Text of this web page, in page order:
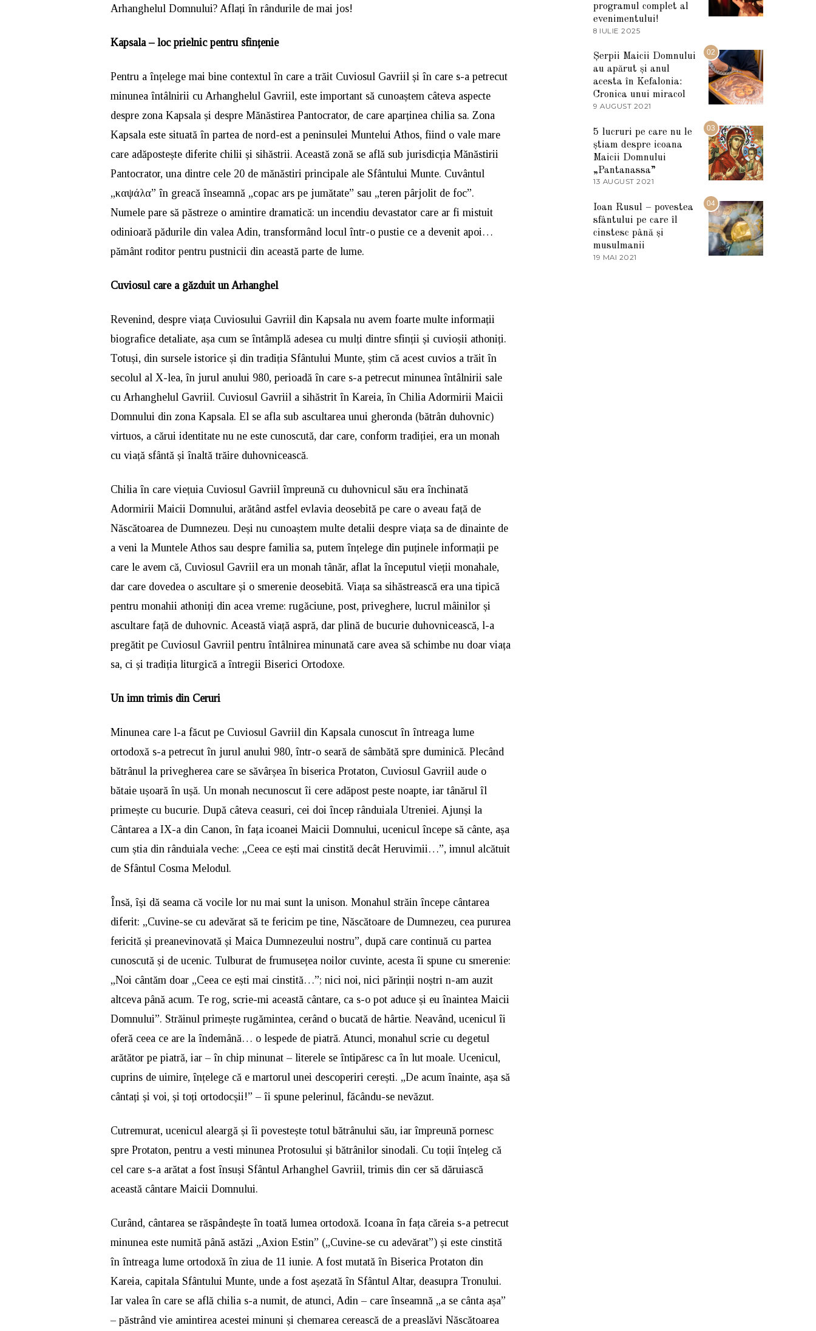
Arhanghelul Domnului? Aflați în rândurile de mai jos!
Kapsala – loc prielnic pentru sfințenie
Pentru a înțelege mai bine contextul în care a trăit Cuviosul Gavriil și în care s-a petrecut
minunea întâlnirii cu Arhanghelul Gavriil, este important să cunoaștem câteva aspecte
despre zona Kapsala și despre Mănăstirea Pantocrator, de care aparținea chilia sa. Zona
Kapsala este situată în partea de nord-est a peninsulei Muntelui Athos, fiind o vale mare
care adăpostește diferite chilii și sihăstrii. Această zonă se află sub jurisdicția Mănăstirii
Pantocrator, una dintre cele 20 de mănăstiri principale ale Sfântului Munte. Cuvântul
„καψάλα” în greacă înseamnă „copac ars pe jumătate” sau „teren pârjolit de foc”.
Numele pare să păstreze o amintire dramatică: un incendiu devastator care ar fi mistuit
odinioară pădurile din valea Adin, transformând locul într-o pustie ce a devenit apoi…
pământ roditor pentru pustnicii din această parte de lume.
Cuviosul care a găzduit un Arhanghel
Revenind, despre viața Cuviosului Gavriil din Kapsala nu avem foarte multe informații
biografice detaliate, așa cum se întâmplă adesea cu mulți dintre sfinții și cuvioșii athoniți.
Totuși, din sursele istorice și din tradiția Sfântului Munte, știm că acest cuvios a trăit în
secolul al X-lea, în jurul anului 980, perioadă în care s-a petrecut minunea întâlnirii sale
cu Arhanghelul Gavriil. Cuviosul Gavriil a sihăstrit în Kareia, în Chilia Adormirii Maicii
Domnului din zona Kapsala. El se afla sub ascultarea unui gheronda (bătrân duhovnic)
virtuos, a cărui identitate nu ne este cunoscută, dar care, conform tradiției, era un monah
cu viață sfântă și înaltă trăire duhovnicească.
Chilia în care viețuia Cuviosul Gavriil împreună cu duhovnicul său era închinată
Adormirii Maicii Domnului, arătând astfel evlavia deosebită pe care o aveau față de
Născătoarea de Dumnezeu. Deși nu cunoaștem multe detalii despre viața sa de dinainte de
a veni la Muntele Athos sau despre familia sa, putem înțelege din puținele informații pe
care le avem că, Cuviosul Gavriil era un monah tânăr, aflat la începutul vieții monahale,
dar care dovedea o ascultare și o smerenie deosebită. Viața sa sihăstrească era una tipică
pentru monahii athoniți din acea vreme: rugăciune, post, priveghere, lucrul mâinilor și
ascultare față de duhovnic. Această viață aspră, dar plină de bucurie duhovnicească, l-a
pregătit pe Cuviosul Gavriil pentru întâlnirea minunată care avea să schimbe nu doar viața
sa, ci și tradiția liturgică a întregii Biserici Ortodoxe.
Un imn trimis din Ceruri
Minunea care l-a făcut pe Cuviosul Gavriil din Kapsala cunoscut în întreaga lume
ortodoxă s-a petrecut în jurul anului 980, într-o seară de sâmbătă spre duminică. Plecând
bătrânul la privegherea care se săvârșea în biserica Protaton, Cuviosul Gavriil aude o
bătaie ușoară în ușă. Un monah necunoscut îi cere adăpost peste noapte, iar tânărul îl
primește cu bucurie. După câteva ceasuri, cei doi încep rânduiala Utreniei. Ajunși la
Cântarea a IX-a din Canon, în fața icoanei Maicii Domnului, ucenicul începe să cânte, așa
cum știa din rânduiala veche: „Ceea ce ești mai cinstită decât Heruvimii…”, imnul alcătuit
de Sfântul Cosma Melodul.
Însă, își dă seama că vocile lor nu mai sunt la unison. Monahul străin începe cântarea
diferit: „Cuvine-se cu adevărat să te fericim pe tine, Născătoare de Dumnezeu, cea pururea
fericită și preanevinovată și Maica Dumnezeului nostru”, după care continuă cu partea
cunoscută și de ucenic. Tulburat de frumusețea noilor cuvinte, acesta îi spune cu smerenie:
„Noi cântăm doar „Ceea ce ești mai cinstită…”; nici noi, nici părinții noștri n-am auzit
altceva până acum. Te rog, scrie-mi această cântare, ca s-o pot aduce și eu înaintea Maicii
Domnului”. Străinul primește rugămintea, cerând o bucată de hârtie. Neavând, ucenicul îi
oferă ceea ce are la îndemână… o lespede de piatră. Atunci, monahul scrie cu degetul
arătător pe piatră, iar – în chip minunat – literele se întipăresc ca în lut moale. Ucenicul,
cuprins de uimire, înțelege că e martorul unei descoperiri cerești. „De acum înainte, așa să
cântați și voi, și toți ortodocșii!” – îi spune pelerinul, făcându-se nevăzut.
Cutremurat, ucenicul aleargă și îi povestește totul bătrânului său, iar împreună pornesc
spre Protaton, pentru a vesti minunea Protosului și bătrânilor sinodali. Cu toții înțeleg că
cel care s-a arătat a fost însuși Sfântul Arhanghel Gavriil, trimis din cer să dăruiască
această cântare Maicii Domnului.
Curând, cântarea se răspândește în toată lumea ortodoxă. Icoana în fața căreia s-a petrecut
minunea este numită până astăzi „Axion Estin” („Cuvine-se cu adevărat”) și este cinstită
în întreaga lume ortodoxă în ziua de 11 iunie. A fost mutată în Biserica Protaton din
Kareia, capitala Sfântului Munte, unde a fost așezată în Sfântul Altar, deasupra Tronului.
Iar valea în care se află chilia s-a numit, de atunci, Adin – care înseamnă „a se cânta așa”
– păstrând vie amintirea acestei minuni și chemarea cerească de a preaslăvi Născătoarea
programul complet al
evenimentului!
8 IULIE 2025
U
L
I
2
0
02
Șerpii Maicii Domnului
au apărut și anul
acesta în Kefalonia:
Cronica unui miracol
9 AUGUST 2021
A
R
T
I
2
2
2
03
5 lucruri pe care nu le
știam despre icoana
Maicii Domnului
„Pantanassa”
13 AUGUST 2021
U
G
U
S
04
Ioan Rusul – povestea
sfântului pe care îl
cinstesc până și
musulmanii
19 MAI 2021